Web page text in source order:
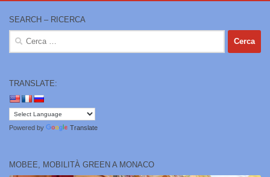
SEARCH – RICERCA
Ricerca
TRANSLATE:
Powered by Translate
MOBEE, MOBILITÀ GREEN A MONACO